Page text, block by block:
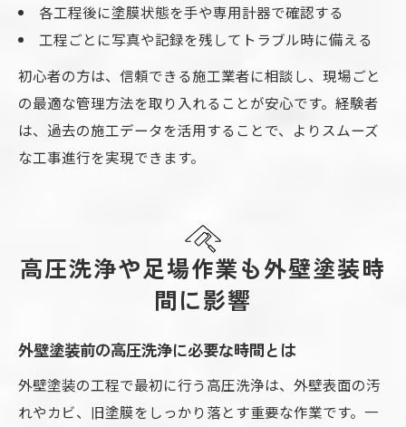
各工程後に塗膜状態を手や専用計器で確認する
工程ごとに写真や記録を残してトラブル時に備える
初心者の方は、信頼できる施工業者に相談し、現場ごと
の最適な管理方法を取り入れることが安心です。経験者
は、過去の施工データを活用することで、よりスムーズ
な工事進行を実現できます。
高圧洗浄や足場作業も外壁塗装時
間に影響
外壁塗装前の高圧洗浄に必要な時間とは
外壁塗装の工程で最初に行う高圧洗浄は、外壁表面の汚
れやカビ、旧塗膜をしっかり落とす重要な作業です。一